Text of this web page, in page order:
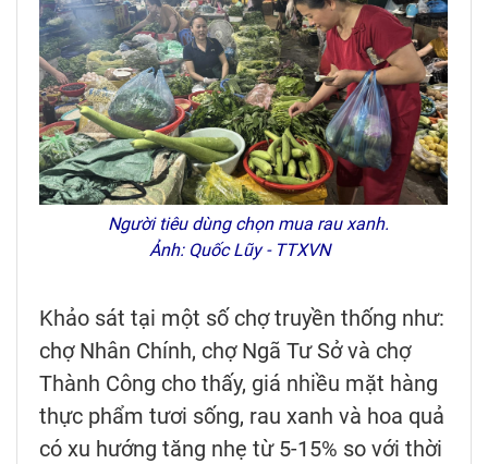
Người tiêu dùng chọn mua rau xanh.
Ảnh: Quốc Lũy - TTXVN
Khảo sát tại một số chợ truyền thống như:
chợ Nhân Chính, chợ Ngã Tư Sở và chợ
Thành Công cho thấy, giá nhiều mặt hàng
thực phẩm tươi sống, rau xanh và hoa quả
có xu hướng tăng nhẹ từ 5-15% so với thời